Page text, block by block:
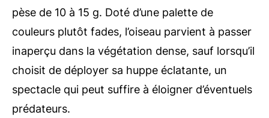
pèse de 10 à 15 g. Doté d’une palette de
couleurs plutôt fades, l’oiseau parvient à passer
inaperçu dans la végétation dense, sauf lorsqu’il
choisit de déployer sa huppe éclatante, un
spectacle qui peut suffire à éloigner d’éventuels
prédateurs.